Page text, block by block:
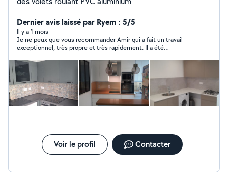
Dernier avis laissé par Ryem : 5/5
Il y a 1 mois
Je ne peux que vous recommander Amir qui a fait un travail
exceptionnel, très propre et très rapidement. Il a été
autres travaux. N’hésitez pas a le contacter!
Voir le profil Contacter